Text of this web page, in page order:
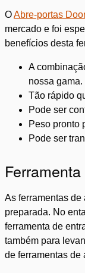
OAbre-portas
mercado e foi
benefícios desta
A
nossa gama.
Tão rápido
Pode ser
Peso pronto
Pode ser
As ferramentas
preparada. No
ferramenta de
também para
de ferramentas de